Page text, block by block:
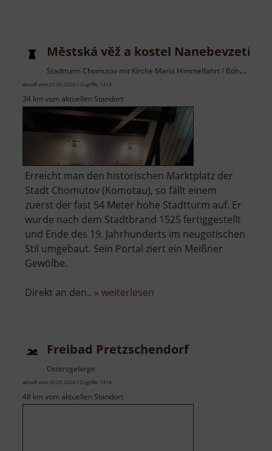
Městská věž a kostel Nanebevzetí
Stadtturm Chomutov mit Kirche Mariä Himmelfahrt / Böhmisches Erzgebirge
aktuell vom 07.06.2026 / Zugriffe: 1313
34 km vom aktuellen Standort
Erreicht man den historischen Marktplatz der
Stadt Chomutov (Komotau), so fällt einem
zuerst der fast 54 Meter hohe Stadtturm auf. Er
wurde nach dem Stadtbrand 1525 fertiggestellt
und Ende des 19. Jahrhunderts im neugotischen
Stil umgebaut. Sein Portal ziert ein Meißner
Gewölbe.
Direkt an den.. » weiterlesen
kostel
Freibad Pretzschendorf
Osterzgebirge
aktuell vom 30.05.2026 / Zugriffe: 1314
48 km vom aktuellen Standort